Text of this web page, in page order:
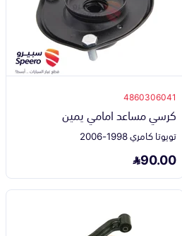
4860306041
كرسي مساعد امامي يمين
تويوتا كامري 1998-2006
90.00